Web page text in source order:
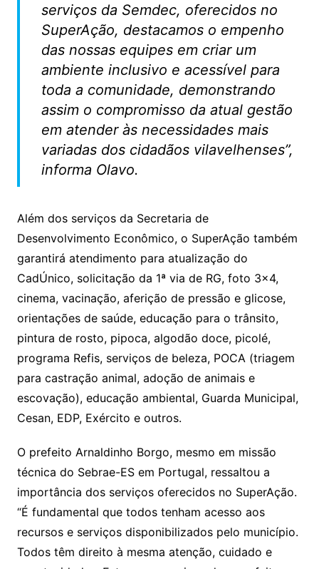
serviços da Semdec, oferecidos no
SuperAção, destacamos o empenho
das nossas equipes em criar um
ambiente inclusivo e acessível para
toda a comunidade, demonstrando
assim o compromisso da atual gestão
em atender às necessidades mais
variadas dos cidadãos vilavelhenses”,
informa Olavo.
Além dos serviços da Secretaria de
Desenvolvimento Econômico, o SuperAção também
garantirá atendimento para atualização do
CadÚnico, solicitação da 1ª via de RG, foto 3×4,
cinema, vacinação, aferição de pressão e glicose,
orientações de saúde, educação para o trânsito,
pintura de rosto, pipoca, algodão doce, picolé,
programa Refis, serviços de beleza, POCA (triagem
para castração animal, adoção de animais e
escovação), educação ambiental, Guarda Municipal,
Cesan, EDP, Exército e outros.
O prefeito Arnaldinho Borgo, mesmo em missão
técnica do Sebrae-ES em Portugal, ressaltou a
importância dos serviços oferecidos no SuperAção.
“É fundamental que todos tenham acesso aos
recursos e serviços disponibilizados pelo município.
Todos têm direito à mesma atenção, cuidado e